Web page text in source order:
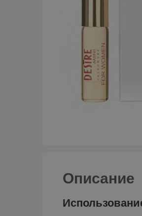
Описание